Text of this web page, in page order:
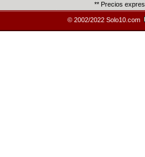
** Precios
© 2002/2022 Solo10.com